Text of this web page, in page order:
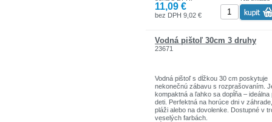
11,09 €
bez DPH 9,02 €
Vodná pištoľ 30cm 3 druhy
23671
Vodná pištoľ s dĺžkou 30 cm poskytuje
nekonečnú zábavu s rozprašovaním.
kompaktná a ľahko sa dopĺňa – ideálna
deti. Perfektná na horúce dni v
pláži alebo na dovolenke. Dostupné v
veselých farbách.